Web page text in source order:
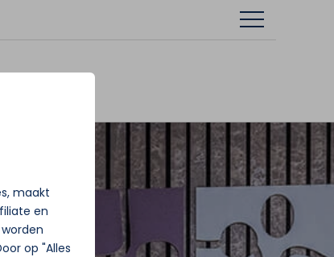
maakt
en
op "Alles